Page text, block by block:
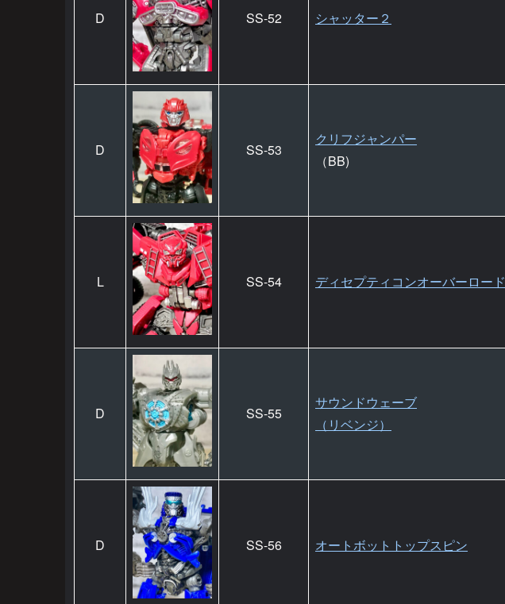
D SS-52 シャッター２
D SS-53
クリフジャンパー
（BB)
L SS-54 ディセプティコンオーバーロード
D SS-55
サウンドウェーブ
（リベンジ）
D SS-56 オートボットトップスピン